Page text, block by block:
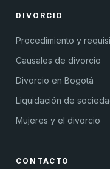
DIVORCIO
Procedimiento y
Causales de divorcio
Divorcio en Bogotá
Liquidación de
Mujeres y el divorcio
CONTACTO